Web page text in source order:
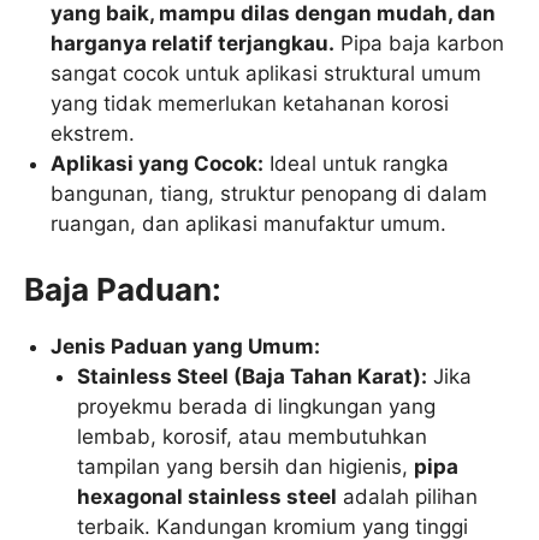
yang baik, mampu dilas dengan mudah, dan
harganya relatif terjangkau. Pipa baja karbon
sangat cocok untuk aplikasi struktural umum
yang tidak memerlukan ketahanan korosi
ekstrem.
Aplikasi yang Cocok: Ideal untuk rangka
bangunan, tiang, struktur penopang di dalam
ruangan, dan aplikasi manufaktur umum.
Baja Paduan:
Jenis Paduan yang Umum:
Stainless Steel (Baja Tahan Karat): Jika
proyekmu berada di lingkungan yang
lembab, korosif, atau membutuhkan
tampilan yang bersih dan higienis, pipa
hexagonal stainless steel adalah pilihan
terbaik. Kandungan kromium yang tinggi